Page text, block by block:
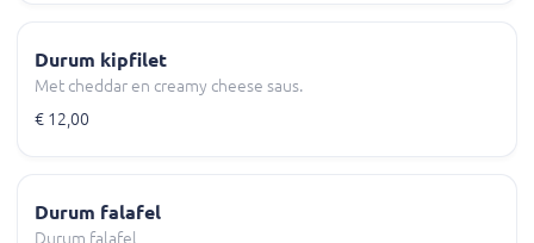
Durum kipfilet
Met cheddar en creamy cheese saus.
€ 12,00
Durum falafel
Durum falafel